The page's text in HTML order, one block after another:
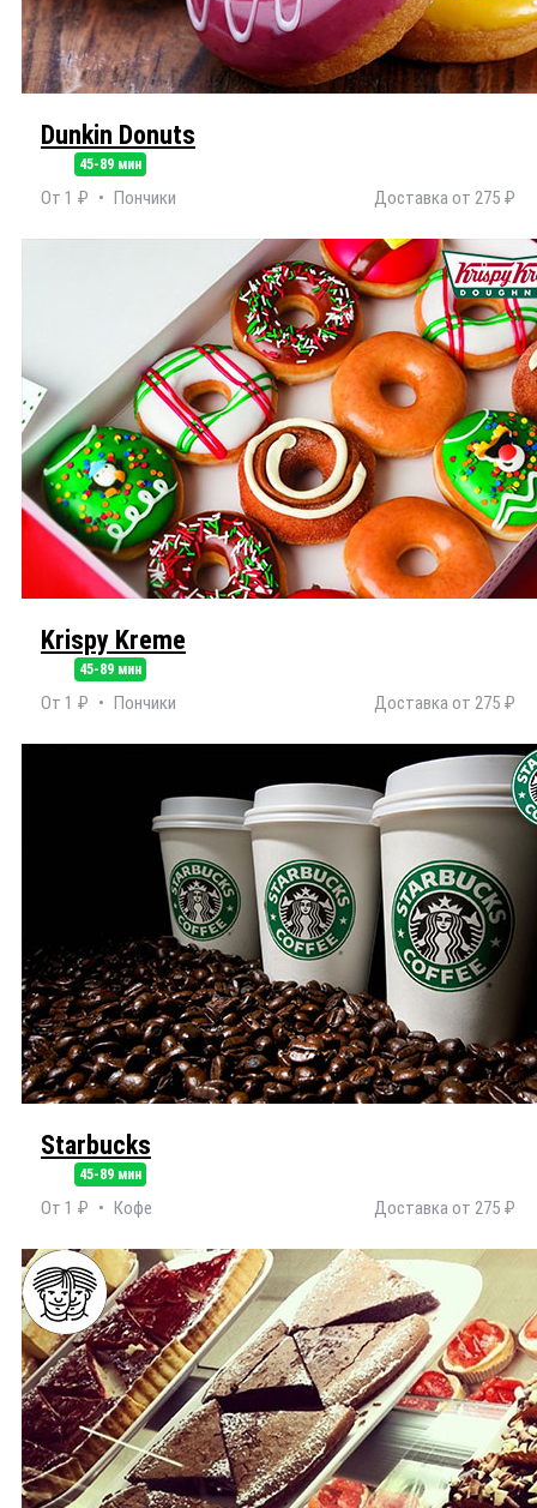
Dunkin Donuts
45-89 мин
От 1 ₽ Пончики Доставка от 275 ₽
Krispy Kreme
45-89 мин
От 1 ₽ Пончики Доставка от 275 ₽
Starbucks
45-89 мин
От 1 ₽ Кофе Доставка от 275 ₽